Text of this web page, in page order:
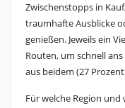
Zwischenstopps in
traumhafte Ausblicke
genießen. Jeweils ein
Routen, um schnell
aus beidem (27
Für welche Region und